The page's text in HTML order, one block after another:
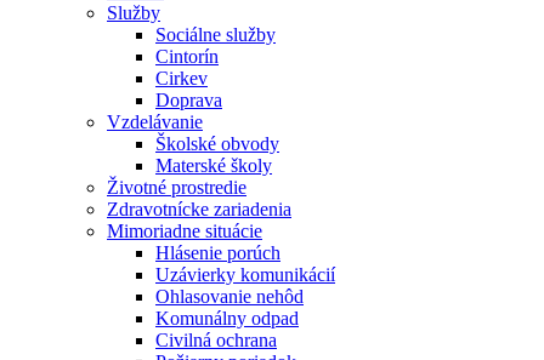
Služby
Sociálne služby
Cintorín
Cirkev
Doprava
Vzdelávanie
Školské obvody
Materské školy
Životné prostredie
Zdravotnícke zariadenia
Mimoriadne situácie
Hlásenie porúch
Uzávierky komunikácií
Ohlasovanie nehôd
Komunálny odpad
Civilná ochrana